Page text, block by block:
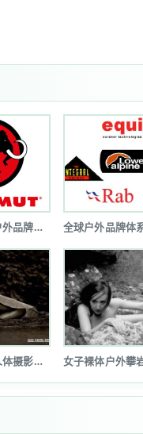
十大顶级高端户外品牌排行榜
全球顶级户外人体摄影欣赏(图)